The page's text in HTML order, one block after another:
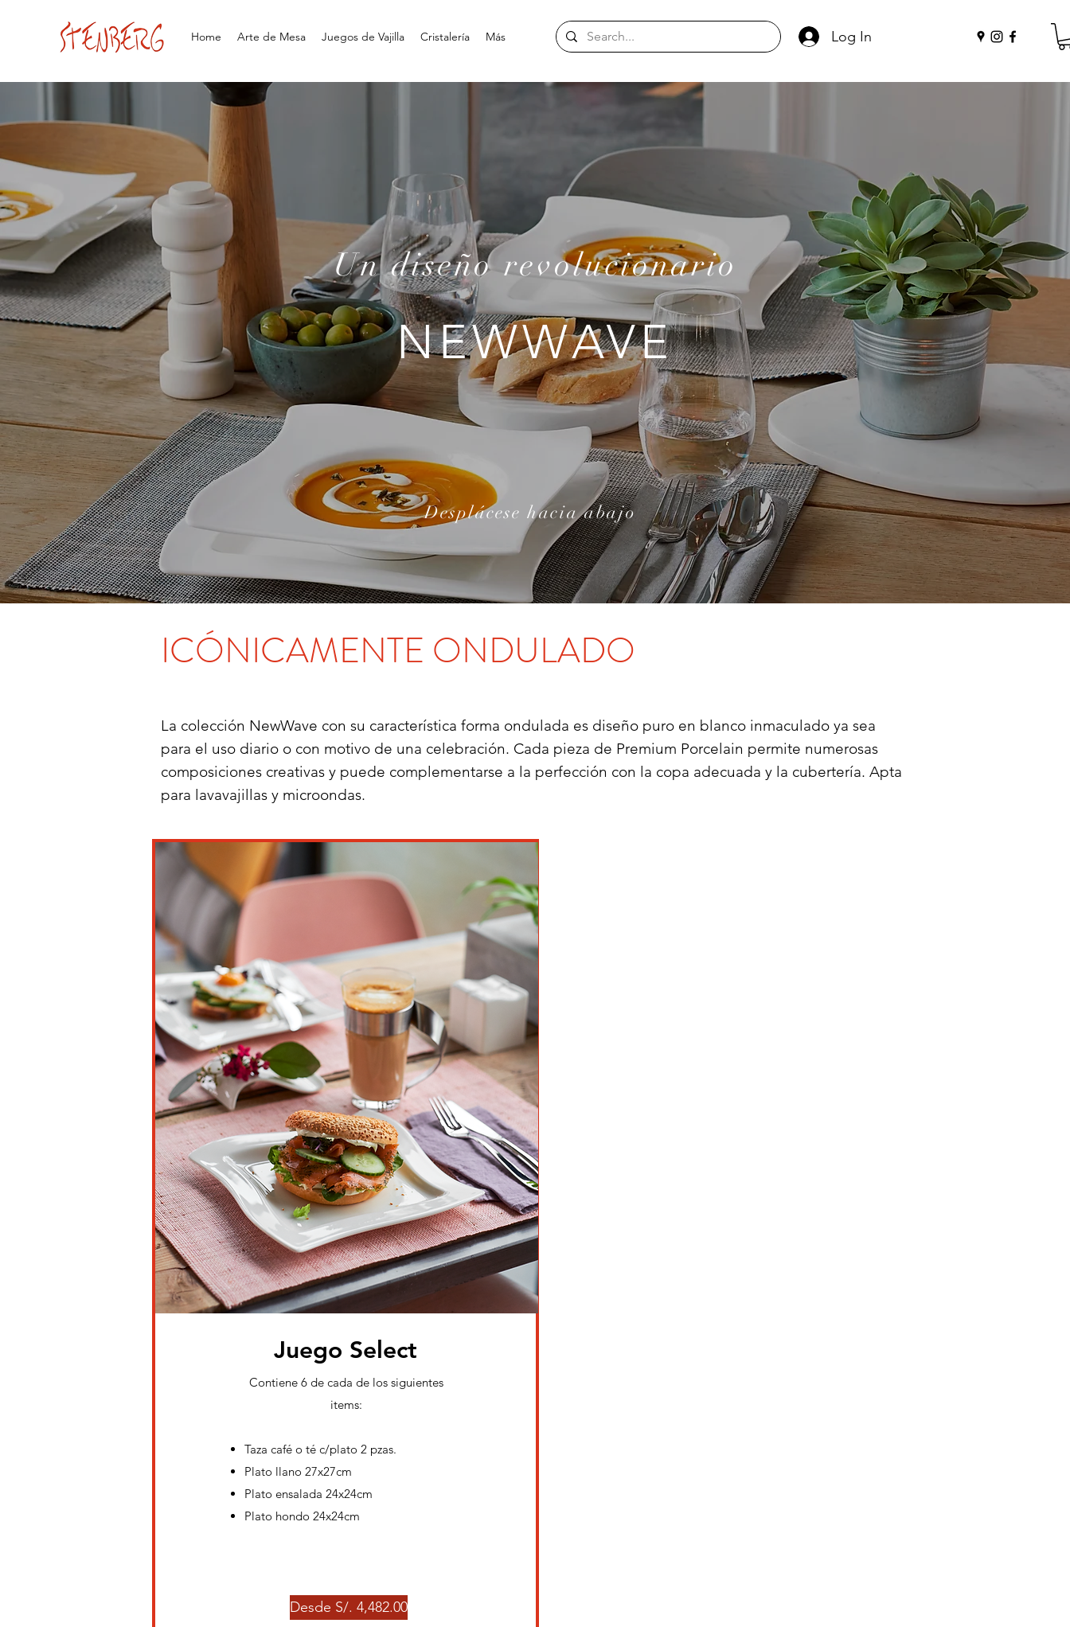
Home Arte de Mesa Juegos de Vajilla Cristalería Más Log In
Un diseño revolucionario
NEWWAVE
Desplácese hacia abajo
ICÓNICAMENTE ONDULADO
La colección NewWave con su característica forma ondulada es diseño puro en blanco inmaculado ya sea
para el uso diario o con motivo de una celebración. Cada pieza de Premium Porcelain permite numerosas
composiciones creativas y puede complementarse a la perfección con la copa adecuada y la cubertería. Apta
para lavavajillas y microondas.
Juego Select
Contiene 6 de cada de los siguientes
items:
Taza café o té c/plato 2 pzas.
Plato llano 27x27cm
Plato ensalada 24x24cm
Plato hondo 24x24cm
Desde S/. 4,482.00